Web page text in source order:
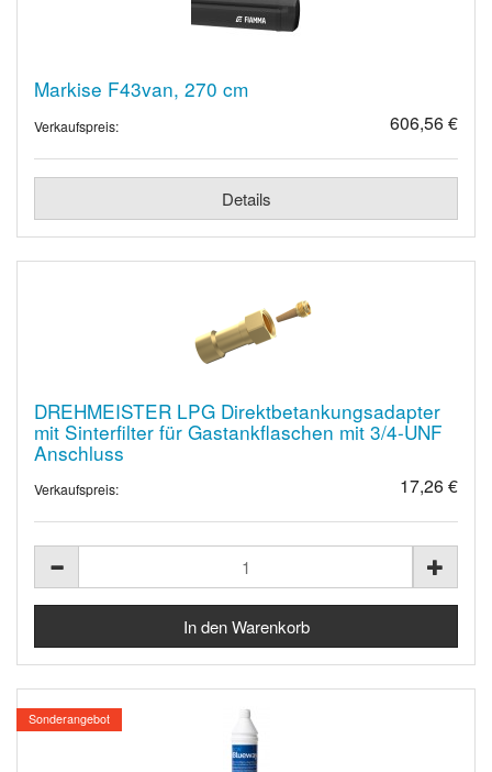
Markise F43van, 270 cm
Verkaufspreis: 606,56 €
Details
DREHMEISTER LPG Direktbetankungsadapter
mit Sinterfilter für Gastankflaschen mit 3/4-UNF
Anschluss
Verkaufspreis: 17,26 €
Sonderangebot